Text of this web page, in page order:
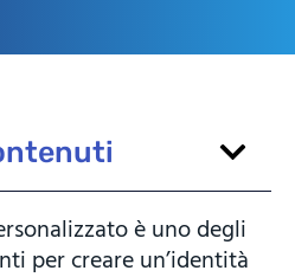
è uno degli
per creare un’identità